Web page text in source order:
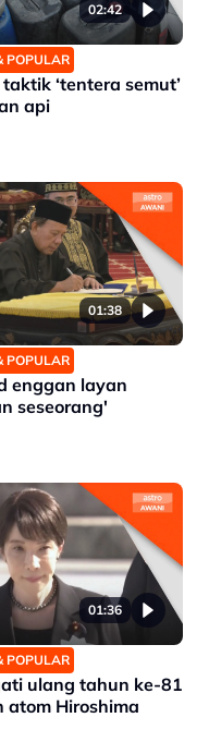
02:42
POPULAR
‘tentera semut’
api
01:38
POPULAR
enggan layan
seseorang'
01:36
POPULAR
ulang tahun ke-81
atom Hiroshima